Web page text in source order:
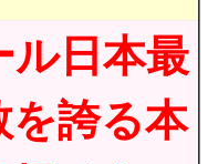
ル日本最
を誇る本